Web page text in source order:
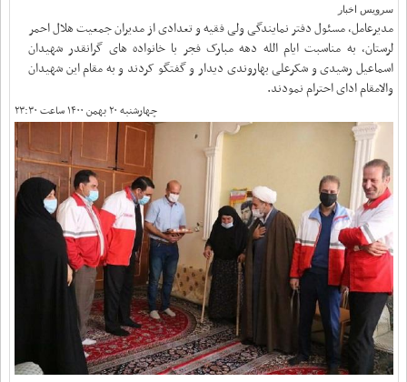
سرویس اخبار
مدیرعامل، مسئول دفتر نمایندگی ولی فقیه و تعدادی از مدیران جمعیت هلال احمر
لرستان، به مناسبت ایام الله دهه مبارک فجر با خانواده های گرانقدر شهیدان
اسماعیل رشیدی و شکرعلی بهاروندی دیدار و گفتگو کردند و به مقام این شهیدان
والامقام ادای احترام نمودند.
چهارشنبه ۲۰ بهمن ۱۴۰۰ ساعت ۲۳:۳۰